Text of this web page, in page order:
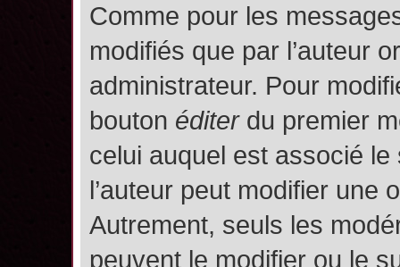
Comme pour les
modifiés que par l’auteur
administrateur. Pour
bouton éditerdu premier
celui auquel est associé le
l’auteur peut modifier une
Autrement, seuls les
peuvent le modifier ou le